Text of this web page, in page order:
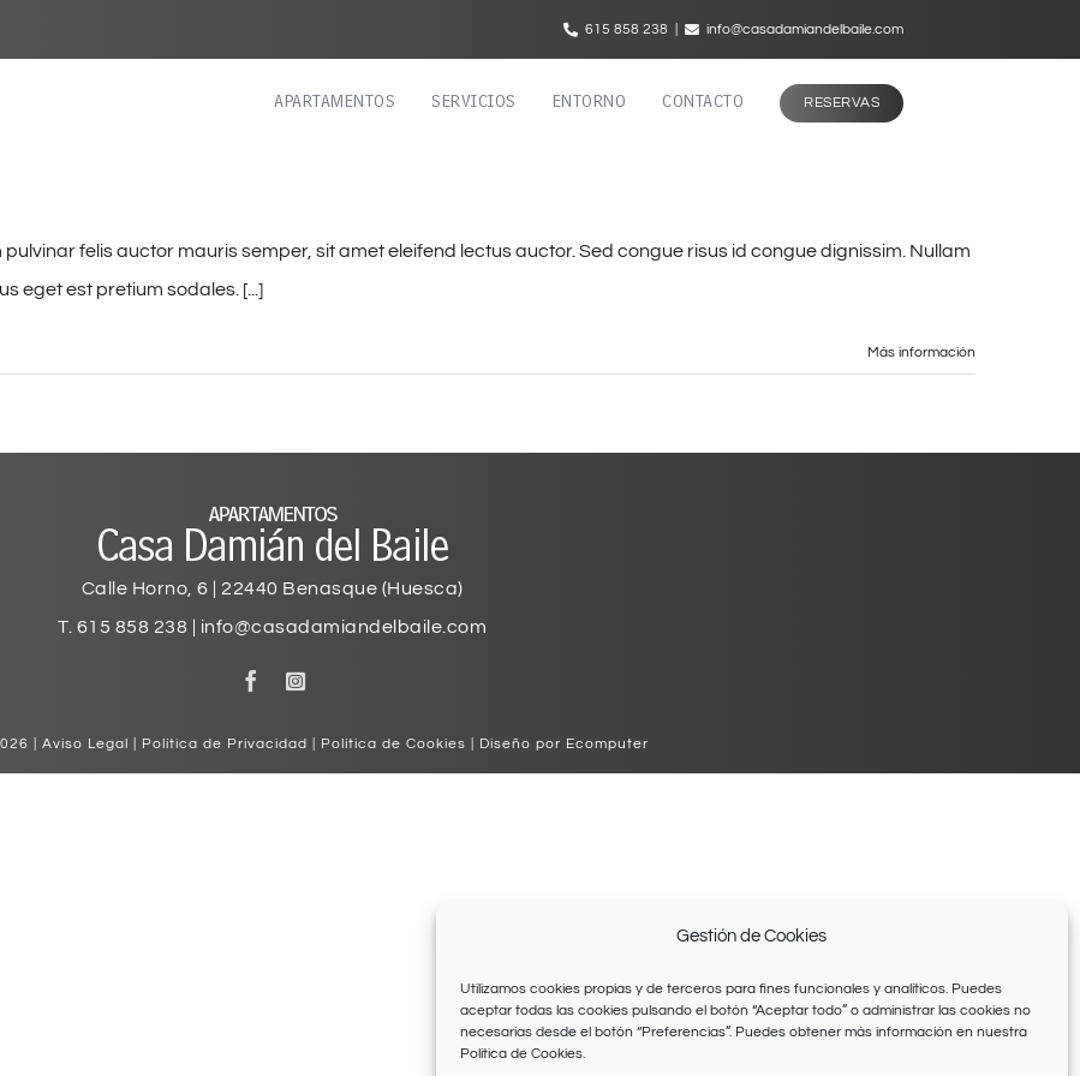
Gestión de Cookies
Utilizamos cookies propias y de terceros para fines funcionales y analíticos. Puedes
aceptar todas las cookies pulsando el botón “Aceptar todo” o administrar las cookies no
necesarias desde el botón “Preferencias”. Puedes obtener más información en nuestra
Política de Cookies.
615 858 238 info@casadamiandelbaile.com
APARTAMENTOS SERVICIOS ENTORNO CONTACTO RESERVAS
felis auctor mauris semper, sit amet eleifend lectus auctor. Sed congue risus id congue dignissim. Nullam
eget est pretium sodales. [...]
Más información
Calle Horno, 6 | 22440 Benasque (Huesca)
T. 615 858 238
info@casadamiandelbaile.com
|Aviso Legal Política de Privacidad Política de Cookies Diseño por Ecomputer